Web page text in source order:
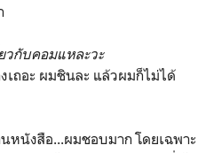
วกับคอมแหละวะ
ถอะ ผมชินละ แล้วผมก็ไม่ได้
นังสือ...ผมชอบมาก โดยเฉพาะ